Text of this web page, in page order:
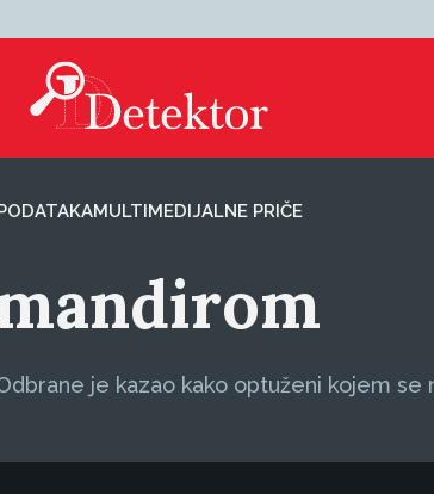
MULTIMEDIJALNE PRIČE
je kazao kako optuženi kojem